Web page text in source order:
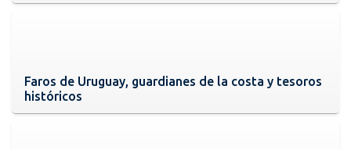
Faros de Uruguay, guardianes de la costa y tesoros
históricos